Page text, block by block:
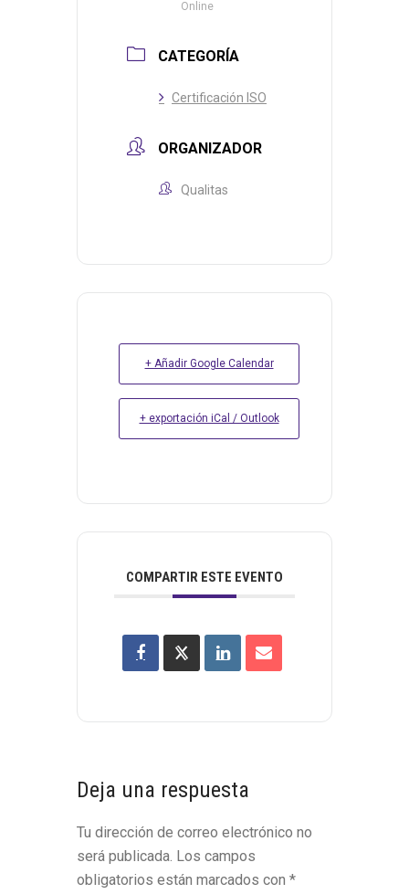
Online
CATEGORÍA
Certificación ISO
ORGANIZADOR
Qualitas
+ Añadir Google Calendar
+ exportación iCal / Outlook
COMPARTIR ESTE EVENTO
Interacciones
con
los
lectores
Deja una respuesta
Tu dirección de correo electrónico no
será publicada. Los campos
obligatorios están marcados con *